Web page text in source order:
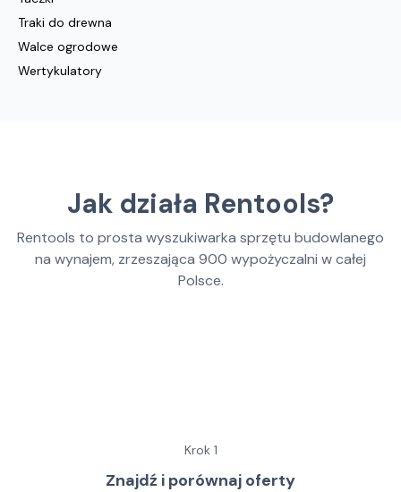
Traki do drewna
Walce ogrodowe
Wertykulatory
Jak działa Rentools?
Rentools to prosta wyszukiwarka sprzętu budowlanego
na wynajem, zrzeszająca 900 wypożyczalni w całej
Polsce.
Krok 1
Znajdź i porównaj oferty